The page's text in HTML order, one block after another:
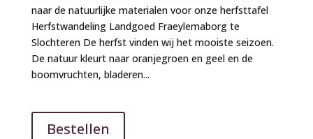
naar de natuurlijke materialen voor onze herfsttafel
Herfstwandeling Landgoed Fraeylemaborg te
Slochteren De herfst vinden wij het mooiste seizoen.
De natuur kleurt naar oranjegroen en geel en de
boomvruchten, bladeren...
Bestellen